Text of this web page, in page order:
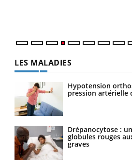
LES MALADIES
Hypotension
pression artérielle
Drépanocytose :
globules rouges
graves